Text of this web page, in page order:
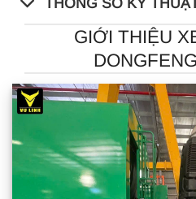
THÔNG SỐ KỸ
GIỚI THIỆU